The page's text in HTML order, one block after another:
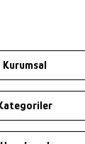
Kurumsal
Kategoriler